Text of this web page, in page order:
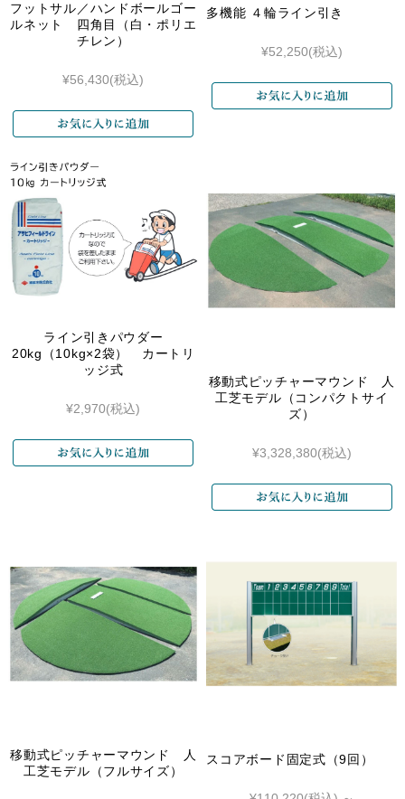
フットサル／ハンドボールゴー
ルネット 四角目（白・ポリエ
チレン）
¥56,430(税込)
多機能 ４輪ライン引き
¥52,250(税込)
ライン引きパウダー
20kg（10kg×2袋） カートリ
ッジ式
¥2,970(税込)
移動式ピッチャーマウンド 人
工芝モデル（コンパクトサイ
ズ）
¥3,328,380(税込)
移動式ピッチャーマウンド 人
工芝モデル（フルサイズ）
スコアボード固定式（9回）